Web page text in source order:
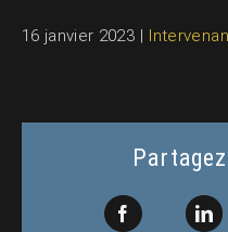
16 janvier 2023 |
Facebook